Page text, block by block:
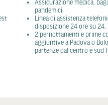
Assicurazione medica,
pandemici
Linea di assistenza
disposizione 24 ore su 24,
2 pernottamenti e prime
aggiuntive a Padova o
partenze dal centro e sud